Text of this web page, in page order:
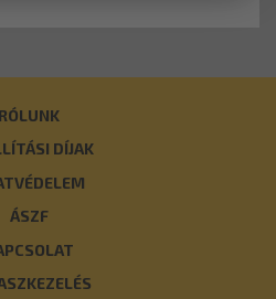
RÓLUNK
DÍJAK
ÁSZF